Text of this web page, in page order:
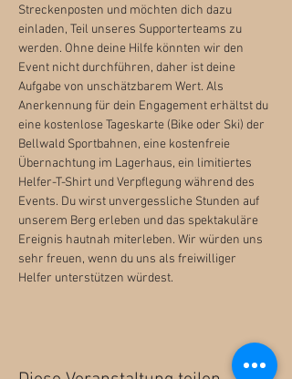
Streckenposten und möchten dich dazu
einladen, Teil unseres Supporterteams zu
werden. Ohne deine Hilfe könnten wir den
Event nicht durchführen, daher ist deine
Aufgabe von unschätzbarem Wert. Als
Anerkennung für dein Engagement erhältst du
eine kostenlose Tageskarte (Bike oder Ski) der
Bellwald Sportbahnen, eine kostenfreie
Übernachtung im Lagerhaus, ein limitiertes
Helfer-T-Shirt und Verpflegung während des
Events. Du wirst unvergessliche Stunden auf
unserem Berg erleben und das spektakuläre
Ereignis hautnah miterleben. Wir würden uns
sehr freuen, wenn du uns als freiwilliger
Helfer unterstützen würdest.